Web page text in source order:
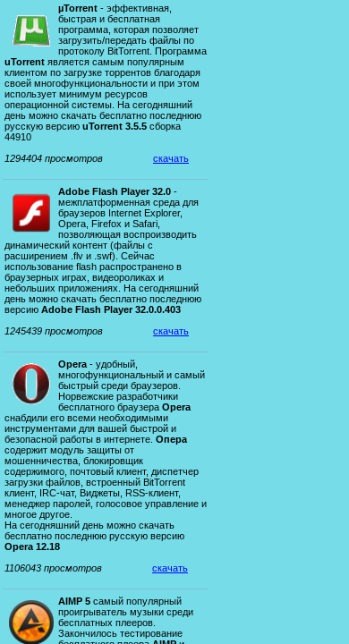
µTorrent - эффективная,
быстрая и бесплатная
программа, которая позволяет
загрузить/передать файлы по
протоколу BitTorrent. Программа
uTorrent является самым популярным
клиентом по загрузке торрентов благодаря
своей многофункциональности и при этом
использует минимум ресурсов
операционной системы. На сегодняшний
день можно скачать бесплатно последнюю
русскую версию uTorrent 3.5.5 сборка
44910
1294404 просмотров
скачать
Adobe Flash Player 32.0 -
межплатформенная среда для
браузеров Internet Explorer,
Opera, Firefox и Safari,
позволяющая воспроизводить
динамический контент (файлы с
расширением .flv и .swf). Сейчас
использование flash распространено в
браузерных играх, видеороликах и
небольших приложениях. На сегодняшний
день можно скачать бесплатно последнюю
версию Adobe Flash Player 32.0.0.403
1245439 просмотров
скачать
Opera - удобный,
многофункциональный и самый
быстрый среди браузеров.
Норвежские разработчики
бесплатного браузера Opera
снабдили его всеми необходимыми
инструментами для вашей быстрой и
безопасной работы в интернете. Опера
содержит модуль защиты от
мошенничества, блокировщик
содержимого, почтовый клиент, диспетчер
загрузки файлов, встроенный BitTorrent
клиент, IRC-чат, Виджеты, RSS-клиент,
менеджер паролей, голосовое управление и
многое другое.
На сегодняшний день можно скачать
бесплатно последнюю русскую версию
Opera 12.18
1106043 просмотров
скачать
AIMP 5 самый популярный
проигрыватель музыки среди
бесплатных плееров.
Закончилось тестирование